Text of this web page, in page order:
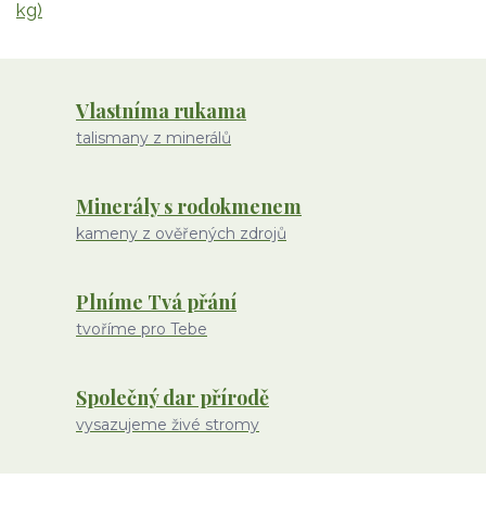
Vlastníma rukama
talismany z minerálů
Minerály s rodokmenem
kameny z ověřených zdrojů
Plníme Tvá přání
tvoříme pro Tebe
Společný dar přírodě
vysazujeme živé stromy